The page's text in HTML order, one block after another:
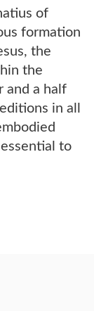
of
formation
the
the
and a half
in all
to